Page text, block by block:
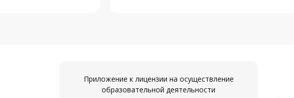
Приложение к лицензии на осуществление
образовательной деятельности